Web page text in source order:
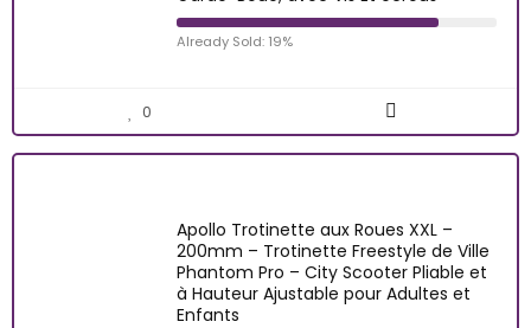
Already Sold: 19%
0
Apollo Trotinette aux Roues XXL –
200mm – Trotinette Freestyle de Ville
Phantom Pro – City Scooter Pliable et
à Hauteur Ajustable pour Adultes et
Enfants